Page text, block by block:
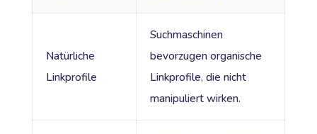
Natürliche
Linkprofile
Suchmaschinen
bevorzugen organische
Linkprofile, die nicht
manipuliert wirken.